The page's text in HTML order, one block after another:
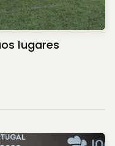
lugares